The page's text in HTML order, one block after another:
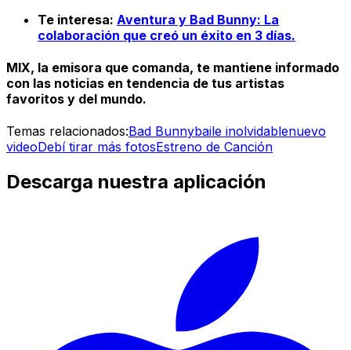
Te interesa: Aventura y Bad Bunny: La
colaboración que creó un éxito en 3 días.
MIX, la emisora que comanda, te mantiene informado
con las noticias en tendencia de tus artistas
favoritos y del mundo.
Temas relacionados:Bad Bunnybaile inolvidablenuevo
videoDebí tirar más fotosEstreno de Canción
Descarga nuestra aplicación